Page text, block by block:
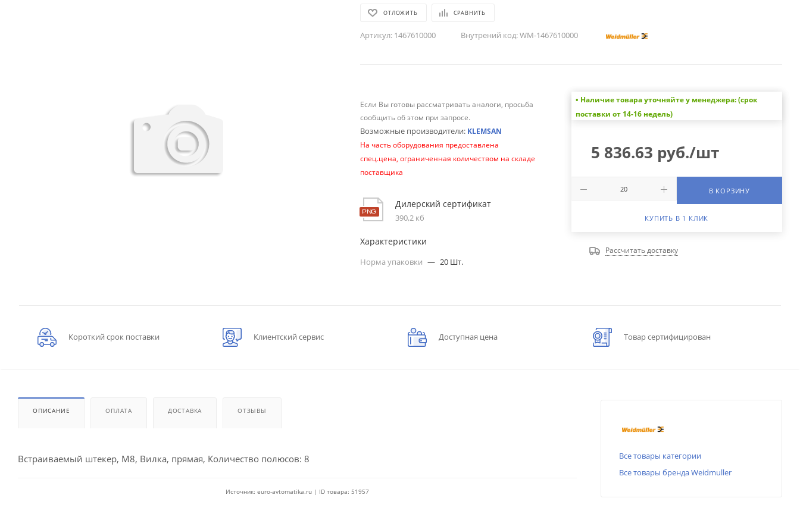
ОТЛОЖИТЬ СРАВНИТЬ
Артикул: 1467610000 Внутрений код:WM-1467610000
Если Вы готовы рассматривать аналоги, просьба
сообщить об этом при запросе.
Возможные производители: KLEMSAN
На часть оборудования предоставлена
спец.цена, ограниченная количеством на складе
поставщика
Дилерский сертификат
390,2 кб
Характеристики
Норма упаковки — 20 Шт.
• Наличие товара уточняйте у менеджера: (срок
поставки от 14-16 недель)
5 836.63 руб./шт
В КОРЗИНУ
КУПИТЬ В 1 КЛИК
Рассчитать доставку
Короткий срок поставки Клиентский сервис Доступная цена Товар сертифицирован
ОПИСАНИЕ ОПЛАТА ДОСТАВКА ОТЗЫВЫ
Встраиваемый штекер, M8, Вилка, прямая, Количество полюсов: 8
Источник: euro-avtomatika.ru | ID товара: 51957
Все товары категории
Все товары бренда Weidmuller